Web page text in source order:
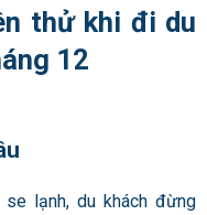
thử khi đi du
12
se lạnh, du khách đừng